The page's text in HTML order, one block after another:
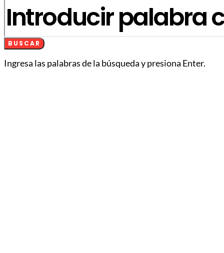
BUSCAR
Ingresa las palabras de la búsqueda y presiona Enter.